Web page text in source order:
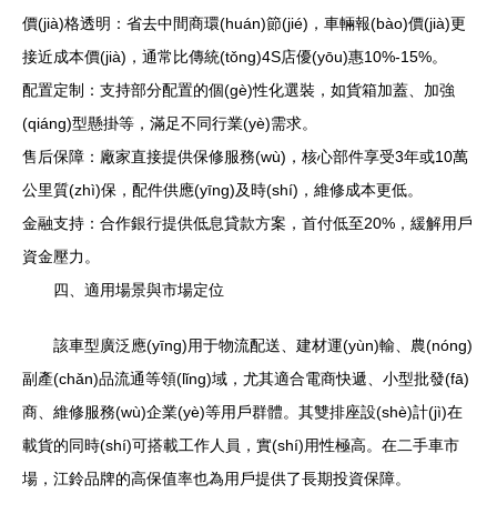
價(jià)格透明：省去中間商環(huán)節(jié)，車輛報(bào)價(jià)更
接近成本價(jià)，通常比傳統(tǒng)4S店優(yōu)惠10%-15%。
配置定制：支持部分配置的個(gè)性化選裝，如貨箱加蓋、加強
(qiáng)型懸掛等，滿足不同行業(yè)需求。
售后保障：廠家直接提供保修服務(wù)，核心部件享受3年或10萬
公里質(zhì)保，配件供應(yīng)及時(shí)，維修成本更低。
金融支持：合作銀行提供低息貸款方案，首付低至20%，緩解用戶
資金壓力。
四、適用場景與市場定位
該車型廣泛應(yīng)用于物流配送、建材運(yùn)輸、農(nóng)
副產(chǎn)品流通等領(lǐng)域，尤其適合電商快遞、小型批發(fā)
商、維修服務(wù)企業(yè)等用戶群體。其雙排座設(shè)計(jì)在
載貨的同時(shí)可搭載工作人員，實(shí)用性極高。在二手車市
場，江鈴品牌的高保值率也為用戶提供了長期投資保障。